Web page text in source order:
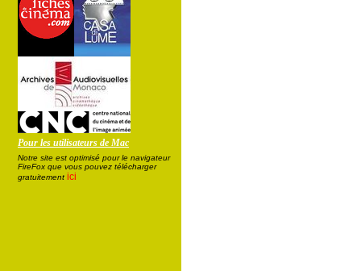
Pour les utilisateurs de Mac
Notre site est optimisé pour le navigateur
FireFox que vous pouvez télécharger
gratuitement ici